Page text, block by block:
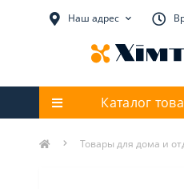
Наш адрес
Каталог
Товары для дома и